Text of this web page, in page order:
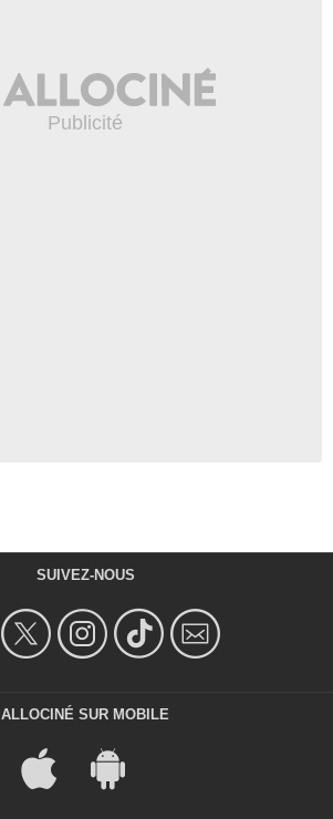
SUIVEZ-NOUS
ALLOCINÉ SUR MOBILE